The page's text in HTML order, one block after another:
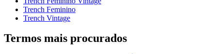
Trench Feminino
Trench Vintage
Termos mais procurados